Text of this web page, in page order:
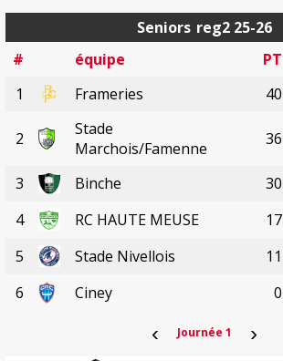
Seniors reg2 25-26
#
équipe PT
1
Frameries 40
2
Stade
Marchois/Famenne
36
3 Binche 30
4
RC HAUTE MEUSE 17
5
Stade Nivellois 11
6
Ciney 0
‹ Journée 1 ›